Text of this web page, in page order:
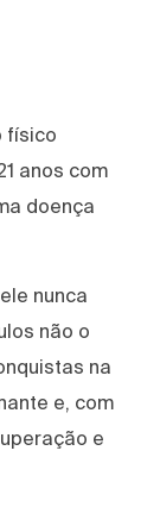
físico
anos com
doença
nunca
não o
na
e, com
e